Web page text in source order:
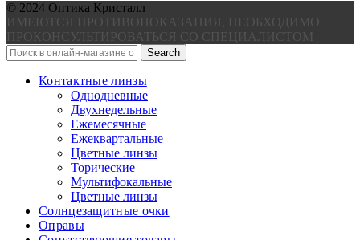
© 2024 Оптика Кристалл
ИМЕЮТСЯ ПРОТИВОПОКАЗАНИЯ, НЕОБХОДИМО
ПРОКОНСУЛЬТИРОВАТЬСЯ СО СПЕЦИАЛИСТОМ
Search
Контактные линзы
Однодневные
Двухнедельные
Ежемесячные
Ежеквартальные
Цветные линзы
Торические
Мультифокальные
Цветные линзы
Солнцезащитные очки
Оправы